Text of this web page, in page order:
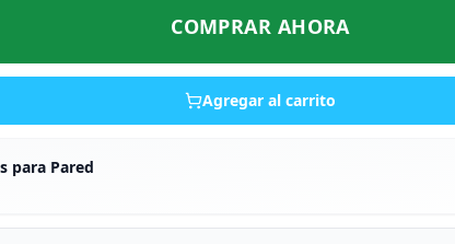
COMPRAR AHORA
Agregar al carrito
para Pared